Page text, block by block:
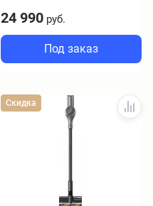
24 990 руб.
Под заказ
Скидка